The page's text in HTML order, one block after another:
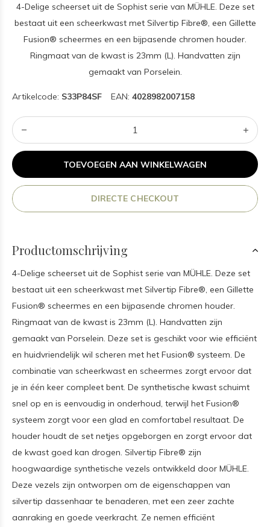
4-Delige scheerset uit de Sophist serie van MÜHLE. Deze set
bestaat uit een scheerkwast met Silvertip Fibre®, een Gillette
Fusion® scheermes en een bijpasende chromen houder.
Ringmaat van de kwast is 23mm (L). Handvatten zijn
gemaakt van Porselein.
Artikelcode: S33P84SF EAN: 4028982007158
TOEVOEGEN AAN WINKELWAGEN
DIRECTE CHECKOUT
Productomschrijving
4-Delige scheerset uit de Sophist serie van MÜHLE. Deze set
bestaat uit een scheerkwast met Silvertip Fibre®, een Gillette
Fusion® scheermes en een bijpasende chromen houder.
Ringmaat van de kwast is 23mm (L). Handvatten zijn
gemaakt van Porselein. Deze set is geschikt voor wie efficiënt
en huidvriendelijk wil scheren met het Fusion® systeem. De
combinatie van scheerkwast en scheermes zorgt ervoor dat
je in één keer compleet bent. De synthetische kwast schuimt
snel op en is eenvoudig in onderhoud, terwijl het Fusion®
systeem zorgt voor een glad en comfortabel resultaat. De
houder houdt de set netjes opgeborgen en zorgt ervoor dat
de kwast goed kan drogen. Silvertip Fibre® zijn
hoogwaardige synthetische vezels ontwikkeld door MÜHLE.
Deze vezels zijn ontworpen om de eigenschappen van
silvertip dassenhaar te benaderen, met een zeer zachte
aanraking en goede veerkracht. Ze nemen efficiënt